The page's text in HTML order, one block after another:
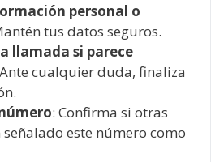
personal o
tus datos seguros.
llamada si parece
cualquier duda, finaliza
: Confirma si otras
este número como